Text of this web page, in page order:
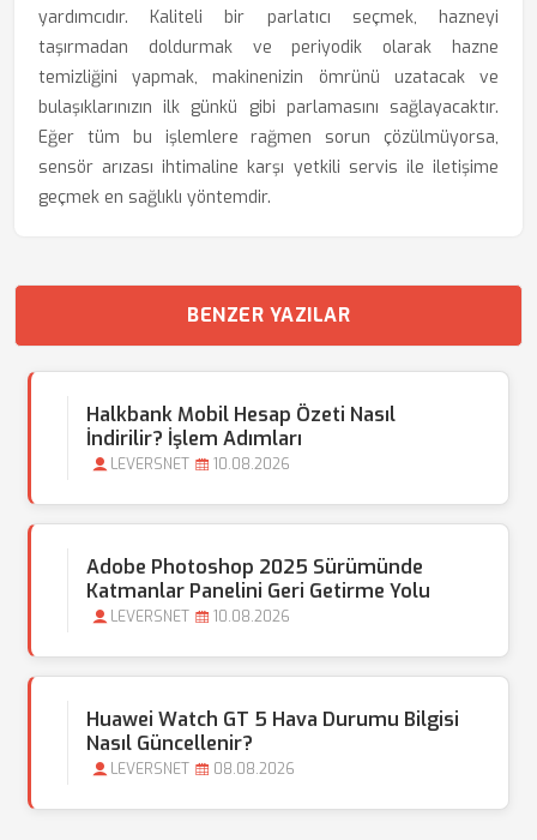
yardımcıdır. Kaliteli bir parlatıcı seçmek, hazneyi
taşırmadan doldurmak ve periyodik olarak hazne
temizliğini yapmak, makinenizin ömrünü uzatacak ve
bulaşıklarınızın ilk günkü gibi parlamasını sağlayacaktır.
Eğer tüm bu işlemlere rağmen sorun çözülmüyorsa,
sensör arızası ihtimaline karşı yetkili servis ile iletişime
geçmek en sağlıklı yöntemdir.
BENZER YAZILAR
Halkbank Mobil Hesap Özeti Nasıl
İndirilir? İşlem Adımları
LEVERSNET 10.08.2026
Adobe Photoshop 2025 Sürümünde
Katmanlar Panelini Geri Getirme Yolu
LEVERSNET 10.08.2026
Huawei Watch GT 5 Hava Durumu Bilgisi
Nasıl Güncellenir?
LEVERSNET 08.08.2026